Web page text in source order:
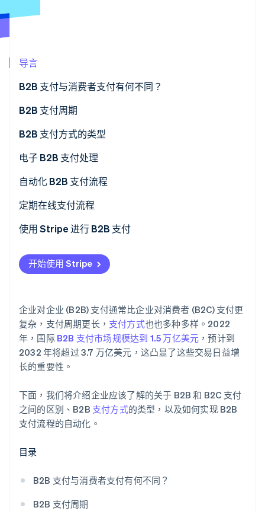
Atlas
碳移除
了解 Stripe 如何为 AI 构建经济基础设施。
Stripe App Marketplace
导言
B2B 支付与消费者支付有何不同？
B2B 支付周期
B2B 支付方式的类型
ACH 付款
信用卡或借记卡
电汇
数字支付服务
电子 B2B 支付处理
自动化 B2B 支付流程
定期在线支付流程
使用 Stripe 进行 B2B 支付
开始使用 Stripe
企业对企业 (B2B) 支付通常比企业对消费者 (B2C) 支付更
复杂，支付周期更长， 支付方式也也多种多样。2022
年，国际 B2B 支付市场规模达到 1.5 万亿美元 ，预计到
2032 年将超过 3.7 万亿美元，这凸显了这些交易日益增
长的重要性。
下面，我们将介绍企业应该了解的关于 B2B 和 B2C 支付
之间的区别、B2B 支付方式的类型，以及如何实现 B2B
支付流程的自动化。
目录
B2B 支付与消费者支付有何不同？
B2B 支付周期